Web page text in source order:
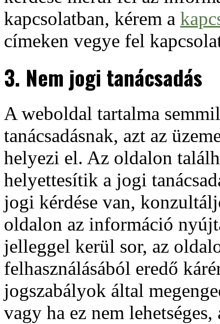
kapcsolatban, kérem a
címeken vegye fel
3. Nem jogi tanácsadás
A weboldal tartalma
tanácsadásnak, azt az
helyezi el. Az oldalon
helyettesítik a jogi
jogi kérdése van,
oldalon az információ
jelleggel kerül sor, az
felhasználásából eredő
jogszabályok által
vagy ha ez nem